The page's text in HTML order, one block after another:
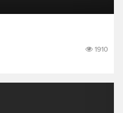
1910